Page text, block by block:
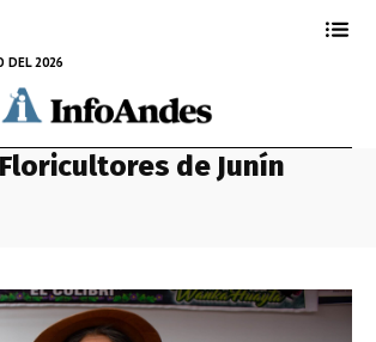
DEL 2026
Floricultores de Junín